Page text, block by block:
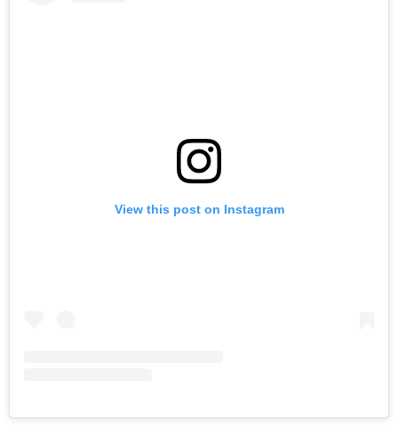
View this post on Instagram